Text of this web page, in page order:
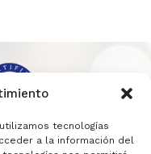
tecnologías
a la información del